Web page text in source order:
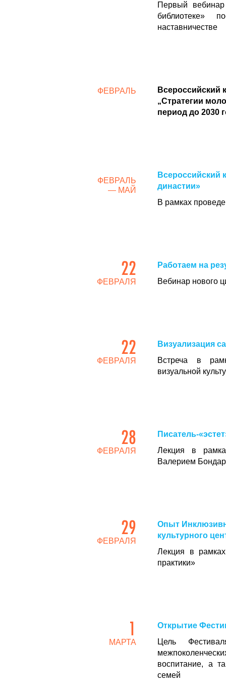
Первый вебинар
библиотеке»
наставничестве
ФЕВРАЛЬ
Всероссийский
„Стратегии
период до 2030
ФЕВРАЛЬ
— МАЙ
Всероссийский
династии»
В рамках
22
ФЕВРАЛЯ
Работаем на
Вебинар нового
22
ФЕВРАЛЯ
Визуализация
Встреча в
визуальной
28
ФЕВРАЛЯ
Писатель-
Лекция в
Валерием
29
ФЕВРАЛЯ
Опыт
культурного
Лекция в
практики»
1
МАРТА
Открытие
Цель
воспитание, а
семей